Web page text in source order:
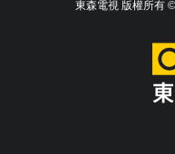
東森電視 版權所有